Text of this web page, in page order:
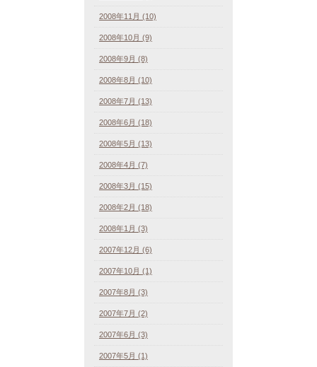
2008年11月 (10)
2008年10月 (9)
2008年9月 (8)
2008年8月 (10)
2008年7月 (13)
2008年6月 (18)
2008年5月 (13)
2008年4月 (7)
2008年3月 (15)
2008年2月 (18)
2008年1月 (3)
2007年12月 (6)
2007年10月 (1)
2007年8月 (3)
2007年7月 (2)
2007年6月 (3)
2007年5月 (1)